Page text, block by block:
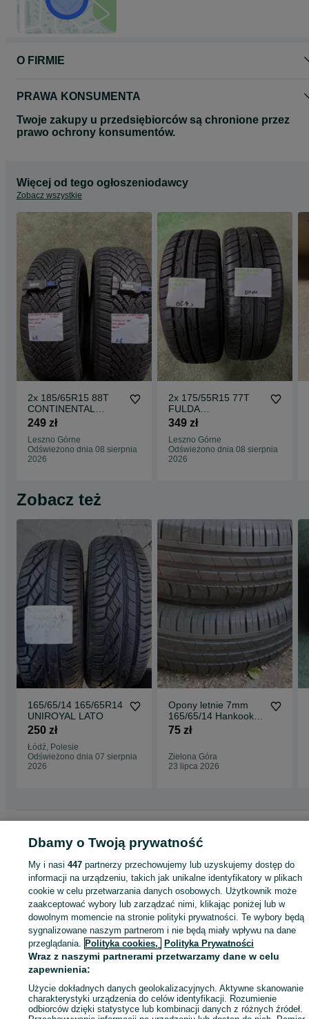
O FIRMIE
PRAWA KONSUMENTA
Twoje zakupy u przedsiębiorców są chronione przez
prawo ochrony konsumentów.
Więcej od tego ogłoszeniodawcy
Zobacz wszystkie
2x 185/65R15 88T
CONTINENTAL
WINTERCONTACT
3PMSF
249 zł
Leszno Górne
Odświeżono dnia 08 sierpnia
2026
2x 175/55R15 77T
FULDA
ECOCONTROL
349 zł
Leszno Górne
Odświeżono dnia 08 sierpnia
2026
Zobacz też
165/65/14 165/65R14
UNIROYAL LATO
250 zł
Łódź, Polesie
Odświeżono dnia 07 sierpnia
2026
Opony letnie 7mm
165/65/14 Hankook
3N
75 zł
Zielona Góra
23 lipca 2026
- Leszno Górne
KATEGORIA
ID:884547615 Wyświetlenia:
Zadzwoń / SMS Wyślij wiadomość
Dbamy o Twoją prywatność
My i nasi447 partnerzy przechowujemy lub uzyskujemy dostęp do
informacji na urządzeniu, takich jak unikalne identyfikatory w plikach
cookie w celu przetwarzania danych osobowych. Użytkownik może
zaakceptować wybory lub zarządzać nimi, klikając poniżej lub w
dowolnym momencie na stronie polityki prywatności. Te wybory będą
sygnalizowane naszym partnerom i nie będą miały wpływu na dane
przeglądania. Polityka cookies, Polityka Prywatności
Wraz z naszymi partnerami przetwarzamy dane w celu
zapewnienia:
Użycie dokładnych danych geolokalizacyjnych. Aktywne skanowanie
charakterystyki urządzenia do celów identyfikacji. Rozumienie
odbiorców dzięki statystyce lub kombinacji danych z różnych źródeł.